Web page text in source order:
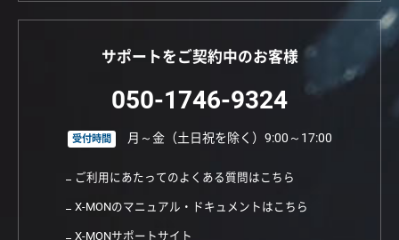
サポートをご契約中のお客様
050-1746-9324
受付時間 月～金（土日祝を除く）9:00～17:00
ご利用にあたってのよくある質問はこちら
X-MONのマニュアル・ドキュメントはこちら
X-MONサポートサイト